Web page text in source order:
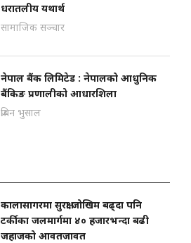
धरातलीय यथार्थ
सामाजिक सञ्चार
नेपाल बैंक लिमिटेड : नेपालको आधुनिक
बैंकिङ प्रणालीको आधारशिला
प्रबिन भुसाल
कालासागरमा सुरक्षा जोखिम बढ्दा पनि
टर्कीका जलमार्गमा ४० हजारभन्दा बढी
जहाजको आवतजावत